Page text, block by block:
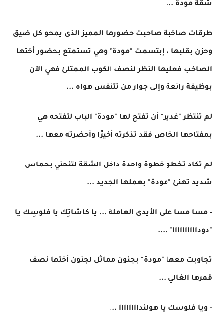
شقة مودة ...
طرقات صاخبة صاحبت حضورها المميز الذى يمحو كل ضيق
وحزن بقلبها ، إبتسمت "مودة" وهي تستمتع بحضور أختها
الصاخب فعليها النظر لنصف الكوب الممتلئ فهي الآن
بوظيفة رائعة وإلى جوار من تتنفس هواه ...
لم تنتظر "غدير" أن تفتح لها "مودة" الباب لتفتحه هي
بمفتاحها الخاص فقد تذكرته أخيرًا وأحضرته معها ...
لم تكاد تخطو خطوة واحدة داخل الشقة لتنحني بحماس
شديد تهنئ "مودة" بعملها الجديد ...
- مسا مسا على الأيدى العاملة ... يا كاشاتِك يا فلوسِك يا
"دوداااااااااا" ....
تجاوبت معها "مودة" بجنون مماثل لجنون أختها نصف
قمرها الغالي ...
- ويا فلوسك يا هولنداااااااا ...